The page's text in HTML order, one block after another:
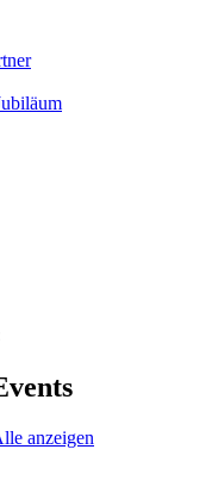
anzeigen